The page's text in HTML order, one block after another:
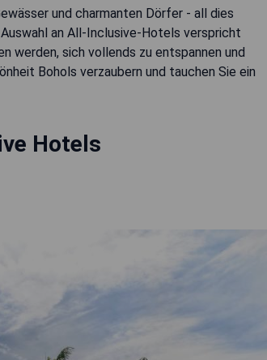
und charmanten Dörfer - all dies
an All-Inclusive-Hotels verspricht
werden, sich vollends zu entspannen und
Bohols verzaubern und tauchen Sie ein
Hotels